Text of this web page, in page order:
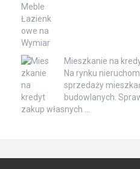
Mieszkanie na
Na rynku
sprzedaży
budowlanych.
zakup własnych …